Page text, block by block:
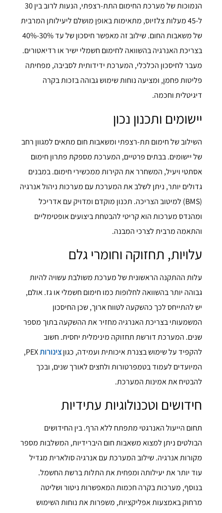
הנמוכות של מערכת החימום התת-רצפתי, הנעות לרוב בין 30
ל-45 מעלות צלזיוס, מתאימות באופן מושלם ליעילותן המרבית
של משאבות החום. שילוב זה מאפשר חיסכון של עד 30%-40%
בצריכת האנרגיה בהשוואה לחימום חשמלי ישיר או רדיאטורים.
מעבר לחיסכון הכלכלי, המערכת ידידותית לסביבה, מפחיתה
פליטות פחמן, ומציעה נוחות שימוש גבוהה בזכות בקרה
דיגיטלית וחכמה.
יישומים ותכנון נכון
השילוב של חימום תת-רצפתי ומשאבות חום מתאים למגוון רחב
של יישומים. בבתים פרטיים, המערכת מספקת פתרון חימום
אסתטי ויעיל, המשחרר את הקירות ממכשירי חימום. במבנים
גדולים יותר, ניתן לשלב את המערכת עם מערכות ניהול אנרגיה
(BMS) למיטוב הצריכה. תכנון מוקדם ומדויק עם אדריכל
ומהנדס מערכות הוא קריטי להבטחת ביצועים אופטימליים
והתאמה מרבית לצרכי המבנה.
עלויות, תחזוקה וחומרי גלם
עלות ההתקנה הראשונית של מערכת משולבת עשויה להיות
גבוהה יותר בהשוואה לחלופות כמו חימום חשמלי או גז. אולם,
יש להתייחס לכך כהשקעה לטווח ארוך, שכן החיסכון
המשמעותי בצריכת האנרגיה מחזיר את ההשקעה בתוך מספר
שנים. המערכת דורשת תחזוקה מינימלית יחסית. חשוב
להקפיד על שימוש בצנרת איכותית ועמידה, כגוןצינורות
PEX,
המיועדים לעמוד בטמפרטורות ולחצים לאורך שנים, ובכך
להבטיח את אמינות המערכת.
חידושים וטכנולוגיות עתידיות
תחום הייעול האנרגטי מתפתח ללא הרף. בין החידושים
הבולטים ניתן למצוא משאבות חום היברידיות, המשלבות מספר
מקורות אנרגיה. שילוב המערכת עם אנרגיה סולארית מגדיל
עוד יותר את יעילותה ומפחית את התלות ברשת החשמל.
בנוסף, מערכות בקרה חכמות המאפשרות ניטור ושליטה
מרחוק באמצעות אפליקציות, משפרות את נוחות השימוש